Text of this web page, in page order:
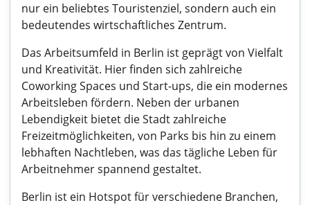
nur ein beliebtes Touristenziel, sondern auch ein
bedeutendes wirtschaftliches Zentrum.
Das Arbeitsumfeld in Berlin ist geprägt von Vielfalt
und Kreativität. Hier finden sich zahlreiche
Coworking Spaces und Start-ups, die ein modernes
Arbeitsleben fördern. Neben der urbanen
Lebendigkeit bietet die Stadt zahlreiche
Freizeitmöglichkeiten, von Parks bis hin zu einem
lebhaften Nachtleben, was das tägliche Leben für
Arbeitnehmer spannend gestaltet.
Berlin ist ein Hotspot für verschiedene Branchen,